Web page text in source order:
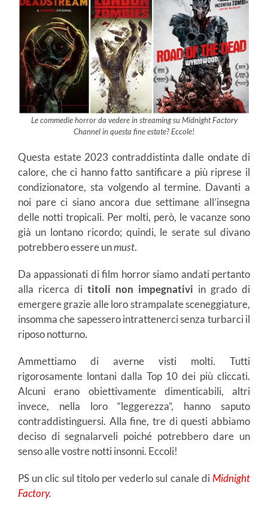
Le commedie horror da vedere in streaming su Midnight Factory
Channel in questa fine estate? Eccole!
Questa estate 2023 contraddistinta dalle ondate di
calore, che ci hanno fatto santificare a più riprese il
condizionatore, sta volgendo al termine. Davanti a
noi pare ci siano ancora due settimane all’insegna
delle notti tropicali. Per molti, però, le vacanze sono
già un lontano ricordo; quindi, le serate sul divano
potrebbero essere unmust.
Da appassionati di film horror siamo andati pertanto
alla ricerca di titoli non impegnativi in grado di
emergere grazie alle loro strampalate sceneggiature,
insomma che sapessero intrattenerci senza turbarci il
riposo notturno.
Ammettiamo di averne visti molti. Tutti
rigorosamente lontani dalla Top 10 dei più cliccati.
Alcuni erano obiettivamente dimenticabili, altri
invece, nella loro “leggerezza”, hanno saputo
contraddistinguersi. Alla fine, tre di questi abbiamo
deciso di segnalarveli poiché potrebbero dare un
senso alle vostre notti insonni. Eccoli!
PS un clic sul titolo per vederlo sul canale diMidnight
Factory.